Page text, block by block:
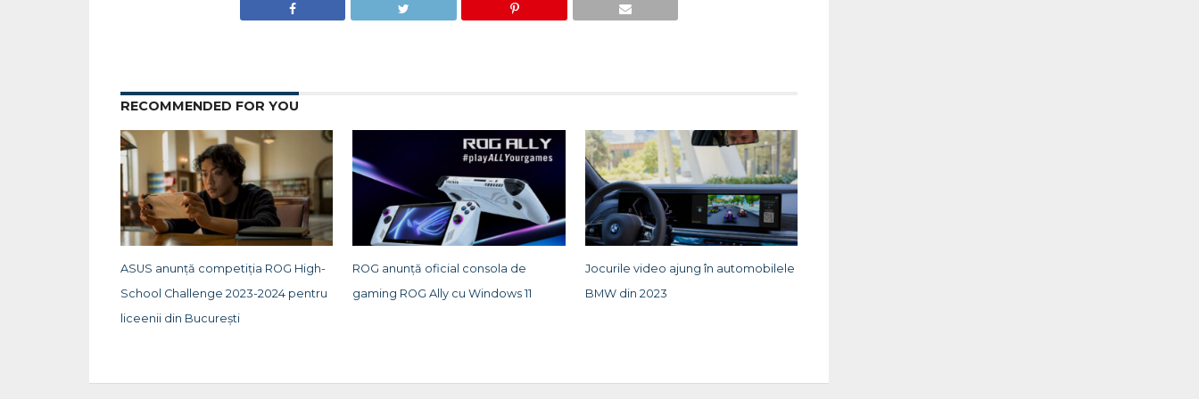
RECOMMENDED FOR YOU
ASUS anunță competiția ROG High-
School Challenge 2023-2024 pentru
liceenii din București
ROG anunță oficial consola de
gaming ROG Ally cu Windows 11
Jocurile video ajung în automobilele
BMW din 2023